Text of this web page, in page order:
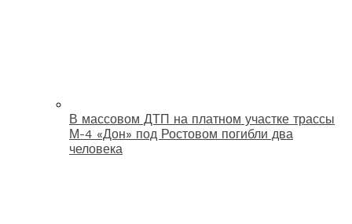
В массовом ДТП на платном участке трассы
М-4 «Дон» под Ростовом погибли два
человека